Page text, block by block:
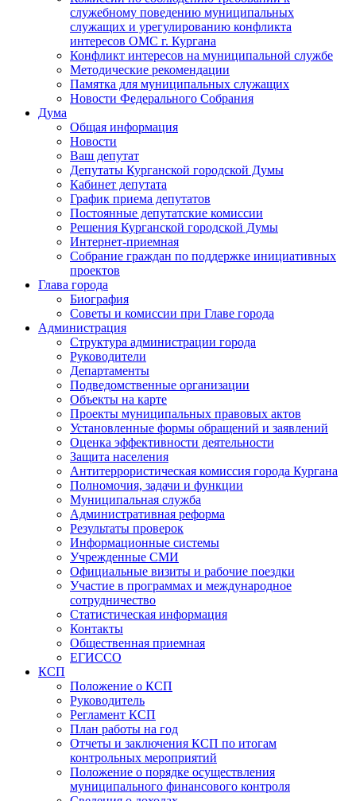
служебному поведению муниципальных
служащих и урегулированию конфликта
интересов ОМС г. Кургана
Конфликт интересов на муниципальной службе
Методические рекомендации
Памятка для муниципальных служащих
Новости Федерального Cобрания
Дума
Общая информация
Новости
Ваш депутат
Депутаты Курганской городской Думы
Кабинет депутата
График приема депутатов
Постоянные депутатские комиссии
Решения Курганской городской Думы
Интернет-приемная
Собрание граждан по поддержке инициативных
проектов
Глава города
Биография
Советы и комиссии при Главе города
Администрация
Структура администрации города
Руководители
Департаменты
Подведомственные организации
Объекты на карте
Проекты муниципальных правовых актов
Установленные формы обращений и заявлений
Оценка эффективности деятельности
Защита населения
Антитеррористическая комиссия города Кургана
Полномочия, задачи и функции
Муниципальная служба
Административная реформа
Результаты проверок
Информационные системы
Учрежденные СМИ
Официальные визиты и рабочие поездки
Участие в программах и международное
сотрудничество
Статистическая информация
Контакты
Общественная приемная
ЕГИССО
КСП
Положение о КСП
Руководитель
Регламент КСП
План работы на год
Отчеты и заключения КСП по итогам
контрольных мероприятий
Положение о порядке осуществления
муниципального финансового контроля